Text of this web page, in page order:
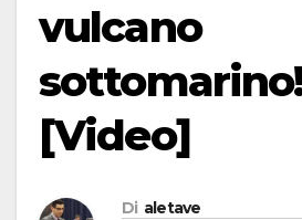
vulcano
[Video]
Di aletave